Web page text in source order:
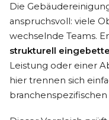
Die
anspruchsvoll: viele
wechselnde Teams.
strukturell
Leistung oder einer
hier trennen sich